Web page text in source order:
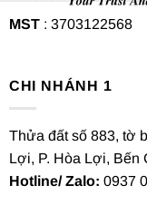
MST: 3703122568
CHI NHÁNH 1
Thửa đất số 883, tờ
Lợi, P. Hòa Lợi, Bến
Hotline/ Zalo: 0937